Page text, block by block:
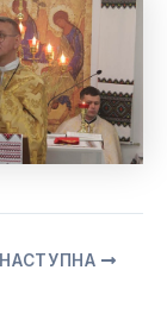
НАСТУПНА